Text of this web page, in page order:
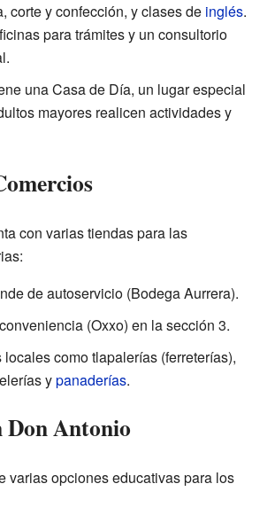
corte y confección, y clases de inglés.
para trámites y un consultorio
una Casa de Día, un lugar especial
mayores realicen actividades y
con varias tiendas para las
de autoservicio (Bodega Aurrera).
(Oxxo) en la sección 3.
como tlapalerías (ferreterías),
ypanaderías.
Don Antonio
varias opciones educativas para los